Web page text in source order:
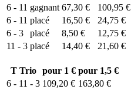
6 - 11 gagnant 67,30 €
100,95 €
6 - 11 placé 16,50 €
24,75 €
6 - 3
placé 8,50 €
12,75 €
11 - 3 placé 14,40 € 21,60 €
TTrio pour 1 € pour 1,5 €
6 - 11 - 3 109,20 € 163,80 €